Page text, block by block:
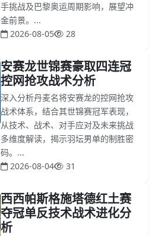
手挑战及巴黎奥运周期影响，展望冲
金前景。...
2026-08-05
28
安赛龙世锦赛豪取四连冠
控网抢攻战术分析
深入分析丹麦名将安赛龙的控网抢攻
战术体系，结合其世锦赛冠军表现，
从技术、战术、对手应对及未来挑战
多维度解读，揭示羽坛男单的制胜密
码。...
2026-08-04
31
西西帕斯格施塔德红土赛
夺冠单反技术战术进化分
析